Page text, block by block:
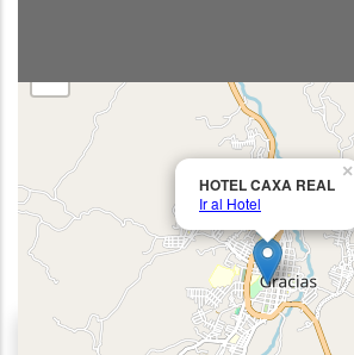
Descripción del Hotel
Tranquilidad y confort, rodeado de un
colonial, habitaciones,
para el huésped con una atención
HOTEL CAXA REAL
Ir al Hotel
×
−